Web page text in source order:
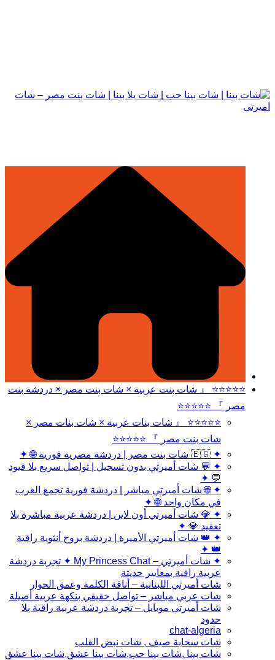
التجاوز
إلى
⭐⭐⭐⭐⭐ 『 شات بنت عربية × شات بنت مصر × دردشة بنت
مصر 』 ⭐⭐⭐⭐⭐
⭐⭐⭐⭐⭐ 『 شات بنات عربية × شات بنات مصر ×
شات بنت مصر 』 ⭐⭐⭐⭐⭐
✦ 🇪🇬 شات بنت مصر | دردشة مصرية فورية 🌐 ✦
✦ 💬 شات أميرتي بدون تسجيل | تواصل سريع بلا قيود
💬 ✦
✦ 🌐 شات أميرتي مباشر | دردشة فورية تجمع العرب
في مكان واحد 🌐 ✦
✦ 💎 شات أميرتي أون لاين | دردشة عربية مباشرة بلا
تعقيد 💎 ✦
✦ 👑 شات أميرتي الأميرة | دردشة بروح أنثوية راقية
👑 ✦
✦ شات أميرتي – My Princess Chat ✦ تجربة دردشة
عربية راقية بمعايير حديثة
شات أميرتي اللبنانية – أناقة الكلمة وعمق الحوار
شات عربي مباشر – تواصل حقيقي بنكهة عربية أصيلة
شات أميرتي موبايل – تجربة دردشة عربية راقية بلا
حدود
chat-algeria
شات سحابة صيف , شات نبض القلب
شات بينا ,شات بينا حب,شات بينا عشق,شات بينا عشق